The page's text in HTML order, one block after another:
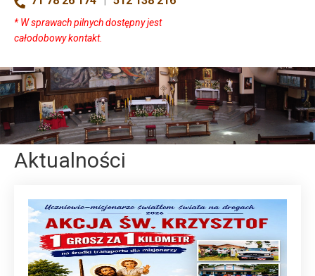
* W sprawach pilnych dostępny jest
całodobowy kontakt.
Aktualności